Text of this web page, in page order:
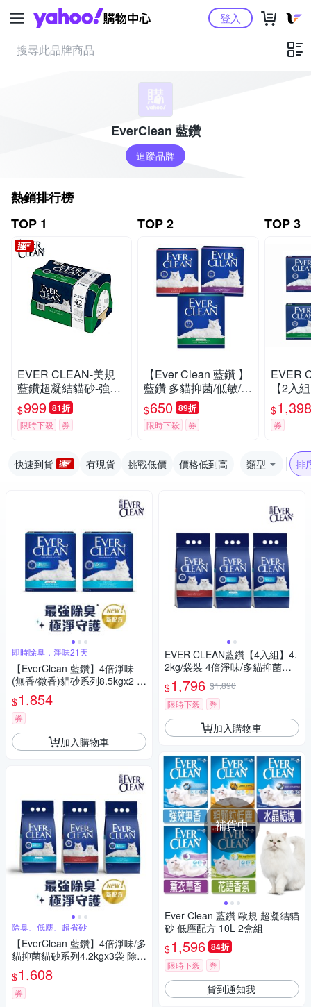
Yahoo購物中心登入
EverClean 藍鑽
追蹤品牌
熱銷排行榜
TOP 1
EVER CLEAN-美規
藍鑽超凝結貓砂-強效
低敏結塊貓砂 42LB(1
9kg)=綠標★
$999 81折
限時下殺 券
TOP 2
【Ever Clean 藍鑽 】
藍鑽 多貓抑菌/低敏/除
臭貓砂8.5kg -( 除臭/
抑味/ 凝結/長效淨味2
1天)
$650 89折
限時下殺 券
TOP 3
EVER
【2入
抑菌/
$1,398
券
快速到貨 有現貨 挑戰低價 價格低到高 類型 排
即時除臭，淨味21天
【EverClean 藍鑽】4倍淨味
(無香/微香)貓砂系列8.5kgx2 除
臭 低塵 超省砂
$1,854
券
加入購物車
除臭、低塵、超省砂
【EverClean 藍鑽】4倍淨味/多
貓抑菌貓砂系列4.2kgx3袋 除臭
低塵 超省砂
$1,608
券
EVER CLEAN藍鑽【4入組】4.
2kg/袋裝 4倍淨味/多貓抑菌貓
砂
$1,796 $1,890
限時下殺
券
加入購物車
補貨中
Ever Clean 藍鑽 歐規 超凝結貓
砂 低塵配方 10L 2盒組
$1,596 84折
限時下殺 券
貨到通知我